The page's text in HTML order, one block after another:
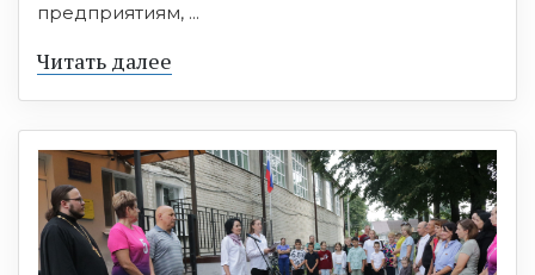
предприятиям, ...
Читать далее